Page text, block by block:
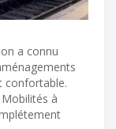
a connu
confortable.
à